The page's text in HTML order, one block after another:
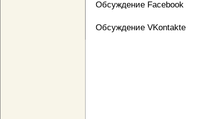
Обсуждение Facebook
Обсуждение VKontakte